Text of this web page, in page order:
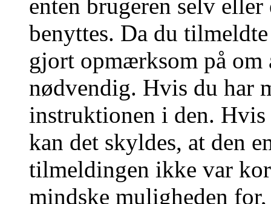
enten brugeren selv
benyttes. Da du
gjort opmærksom på
nødvendig. Hvis du har
instruktionen i den.
kan det skyldes, at den
tilmeldingen ikke var
mindske muligheden